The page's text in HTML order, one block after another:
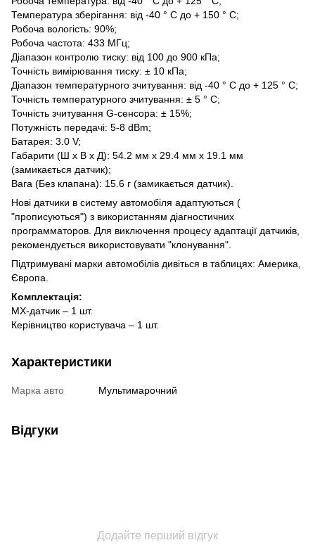
Температура зберігання: від -40 ° C до + 150 ° C;
Робоча вологість: 90%;
Робоча частота: 433 МГц;
Діапазон контролю тиску: від 100 до 900 кПа;
Точність вимірювання тиску: ± 10 кПа;
Діапазон температурного зчитування: від -40 ° C до + 125 ° C;
Точність температурного зчитування: ± 5 ° C;
Точність зчитування G-сенсора: ± 15%;
Потужність передачі: 5-8 dBm;
Батарея: 3.0 V;
Габарити (Ш x В x Д): 54.2 мм x 29.4 мм x 19.1 мм
(замикається датчик);
Вага (Без клапана): 15.6 г (замикається датчик).
Нові датчики в систему автомобіля адаптуються (
"прописуються") з використанням діагностичних
программаторов. Для виключення процесу адаптації датчиків,
рекомендується використовувати "клонування".
Підтримувані марки автомобілів дивіться в таблицях: Америка,
Європа.
Комплектація:
MX-датчик – 1 шт.
Керівництво користувача – 1 шт.
Характеристики
Марка авто Мультимарочний
Відгуки
Додайте перший відгук